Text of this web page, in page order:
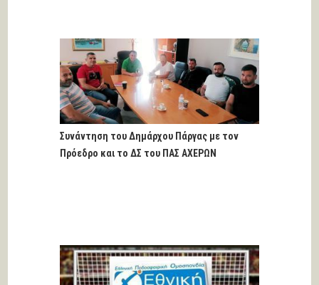
Συνάντηση του Δημάρχου Πάργας με τον
Πρόεδρο και το ΔΣ του ΠΑΣ ΑΧΕΡΩΝ